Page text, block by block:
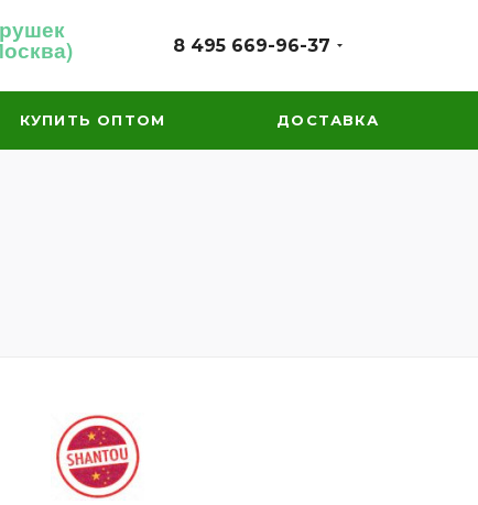
8 495 669-96-37
КУПИТЬ ОПТОМ ДОСТАВКА